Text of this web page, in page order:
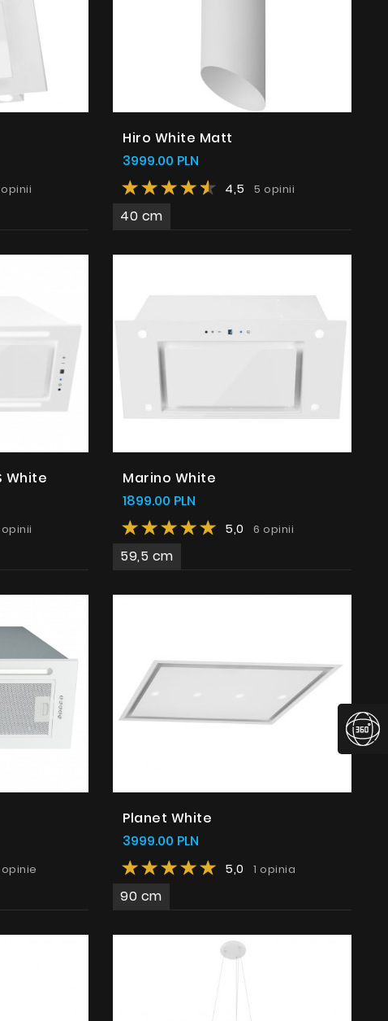
opinii
Hiro White Matt
3999.00 PLN
4,5 5 opinii
40 cm
White
Marino White
1899.00 PLN
5,0 6 opinii
59,5 cm
Planet White
3999.00 PLN
5,0 1 opinia
90 cm